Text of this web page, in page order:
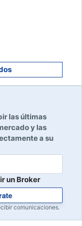
Leer reseña
las últimas
y las
a su
un Broker
comunicaciones.